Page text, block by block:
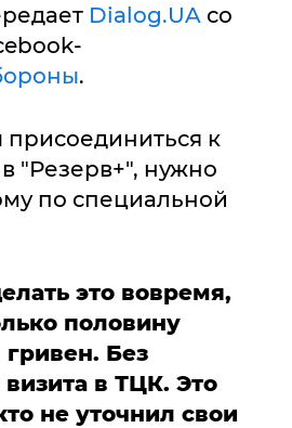
Dialog.UA со
.
присоединиться к
"Резерв+", нужно
по специальной
это вовремя,
половину
Без
в ТЦК. Это
не уточнил свои